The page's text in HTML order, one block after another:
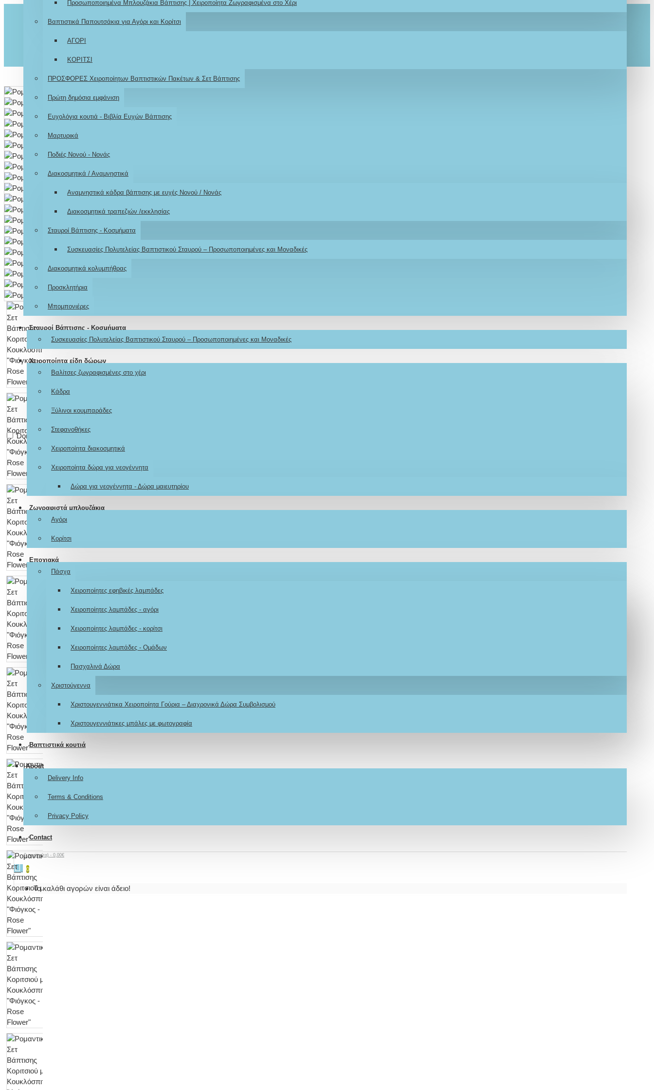
Don't show again.
Προσωποποιημένα Μπλουζάκια Βάπτισης | Χειροποίητα Ζωγραφισμένα στο Χέρι
Βαπτιστικά Παπουτσάκια για Αγόρι και Κορίτσι
ΑΓΟΡΙ
ΚΟΡΙΤΣΙ
ΠΡΟΣΦΟΡΕΣ Χειροποίητων Βαπτιστικών Πακέτων & Σετ Βάπτισης
Πρώτη δημόσια εμφάνιση
Ευχολόγια κουτιά - Βιβλία Ευχών Βάπτισης
Μαρτυρικά
Ποδιές Νονού - Νονάς
Διακοσμητικά / Αναμνηστικά
Αναμνηστικά κάδρα βάπτισης με ευχές Νονού / Νονάς
Διακοσμητικά τραπεζιών /εκκλησίας
Σταυροί Βάπτισης - Κοσμήματα
Συσκευασίες Πολυτελείας Βαπτιστικού Σταυρού – Προσωποποιημένες και Μοναδικές
Διακοσμητικά κολυμπήθρας
Προσκλητήρια
Μπομπονιέρες
Σταυροί Βάπτισης - Κοσμήματα
Συσκευασίες Πολυτελείας Βαπτιστικού Σταυρού – Προσωποποιημένες και Μοναδικές
Χειροποίητα είδη δώρων
Βαλίτσες ζωγραφισμένες στο χέρι
Κάδρα
Ξύλινοι κουμπαράδες
Στεφανοθήκες
Χειροποίητα διακοσμητικά
Χειροποίητα δώρα για νεογέννητα
Δώρα για νεογέννητα - Δώρα μαιευτηρίου
Ζωγραφιστά μπλουζάκια
Αγόρι
Κορίτσι
Εποχιακά
Πάσχα
Χειροποίητες εφηβικές λαμπάδες
Χειροποίητες λαμπάδες - αγόρι
Χειροποίητες λαμπάδες - κορίτσι
Χειροποίητες λαμπάδες - Ομάδων
Πασχαλινά Δώρα
Χριστούγεννα
Χριστουγεννιάτικα Χειροποίητα Γούρια – Διαχρονικά Δώρα Συμβολισμού
Χριστουγεννιάτικες μπάλες με φωτογραφία
Βαπτιστικά κουτιά
About
Delivery Info
Terms & Conditions
Privacy Policy
Contact
0 προϊόν(τα) - 0,00€
0
Το καλάθι αγορών είναι άδειο!